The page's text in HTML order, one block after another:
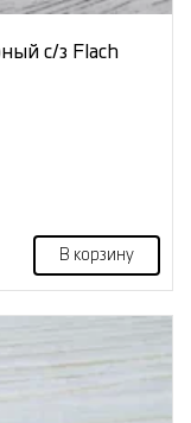
с/з Flach
В корзину